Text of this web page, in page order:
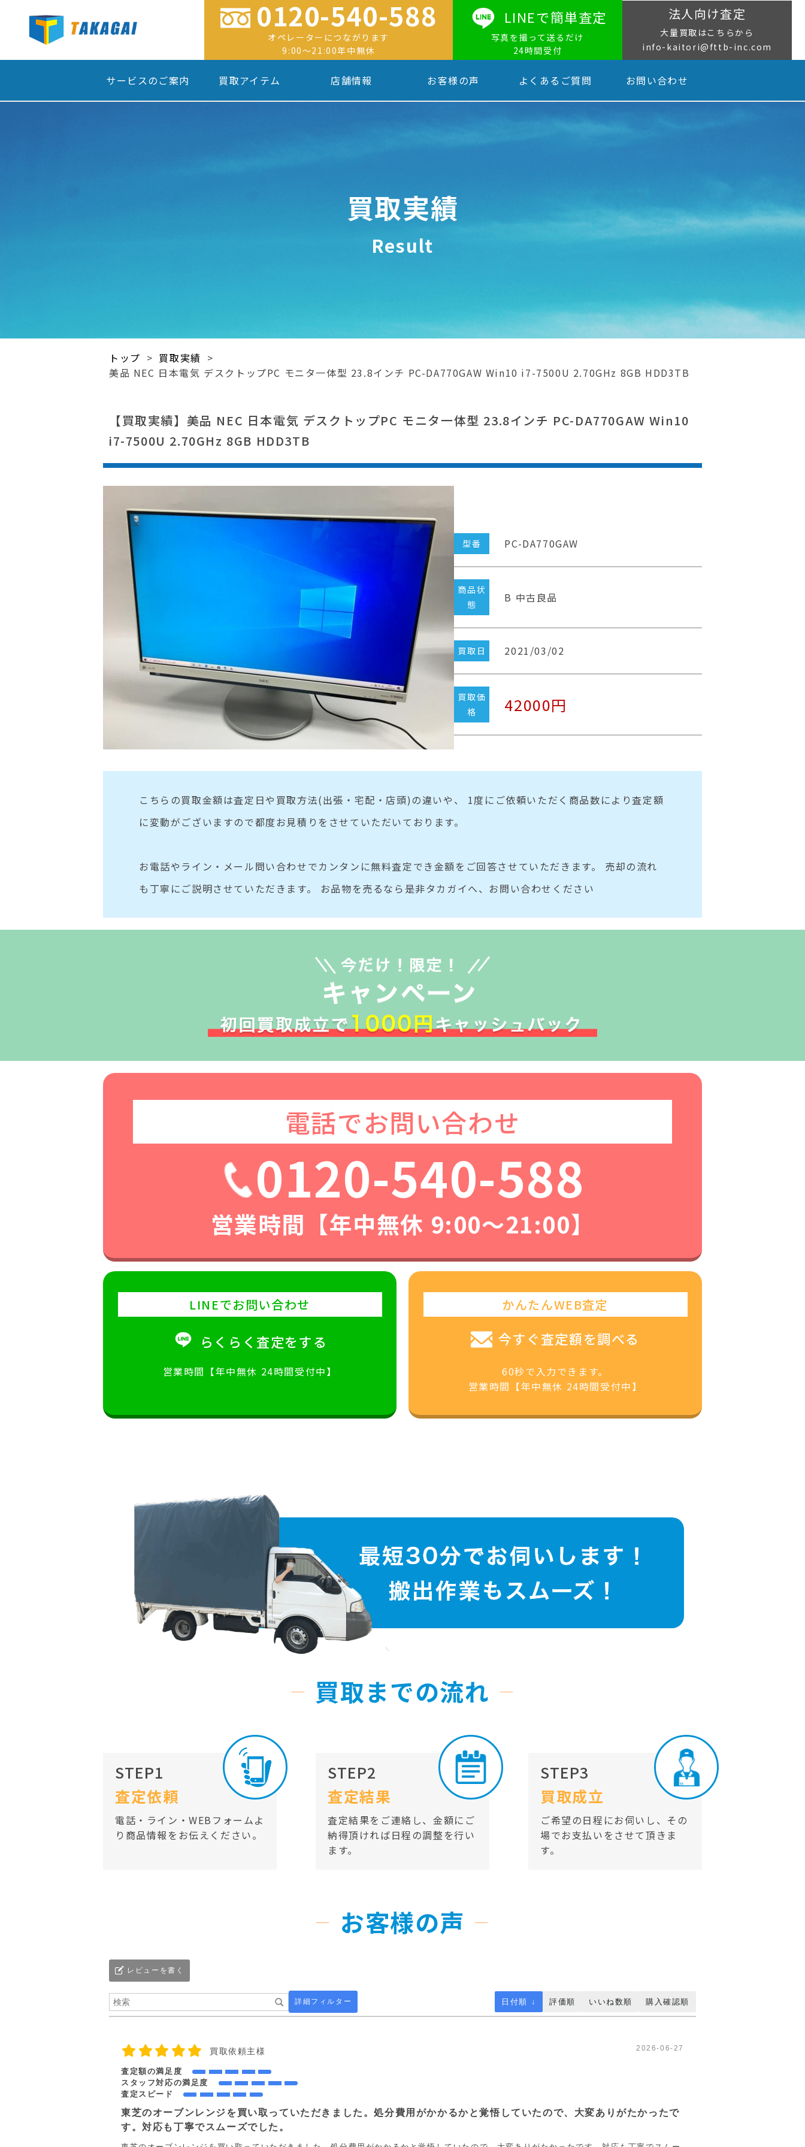
0120-540-588
オペレーターにつながります
9:00〜21:00年中無休
LINEで簡単査定
写真を撮って送るだけ
24時間受付
法人向け査定
大量買取はこちらから
info-kaitori@fttb-inc.com
サービスのご案内 買取アイテム 店舗情報 お客様の声 よくあるご質問 お問い合わせ
買取実績
Result
トップ > 買取実績 >
美品 NEC 日本電気 デスクトップPC モニタ一体型 23.8インチ PC-DA770GAW Win10 i7-7500U 2.70GHz 8GB HDD3TB
【買取実績】美品 NEC 日本電気 デスクトップPC モニタ一体型 23.8インチ PC-DA770GAW Win10
i7-7500U 2.70GHz 8GB HDD3TB
型番 PC-DA770GAW
商品状
態
B 中古良品
買取日 2021/03/02
買取価
格
42000円
こちらの買取金額は査定日や買取方法(出張・宅配・店頭)の違いや、 1度にご依頼いただく商品数により査定額
に変動がございますので都度お見積りをさせていただいております。
お電話やライン・メール問い合わせでカンタンに無料査定でき金額をご回答させていただきます。 売却の流れ
も丁寧にご説明させていただきます。 お品物を売るなら是非タカガイへ、お問い合わせください
電話でお問い合わせ
0120-540-588
営業時間【年中無休 9:00〜21:00】
LINEでお問い合わせ
らくらく査定をする
営業時間【年中無休 24時間受付中】
かんたんWEB査定
今すぐ査定額を調べる
60秒で入力できます。
営業時間【年中無休 24時間受付中】
買取までの流れ
STEP1
査定依頼
電話・ライン・WEBフォームよ
り商品情報をお伝えください。
STEP2
査定結果
査定結果をご連絡し、金額にご
納得頂ければ日程の調整を行い
ます。
STEP3
買取成立
ご希望の日程にお伺いし、その
場でお支払いをさせて頂きま
す。
お客様の声
レビューを書く
詳細フィルター 日付順 ↓ 評価順 いいね数順 購入確認順
買取依頼主様 2026-06-27
査定額の満足度
スタッフ対応の満足度
査定スピード
東芝のオーブンレンジを買い取っていただきました。処分費用がかかるかと覚悟していたので、大変ありがたかったで
す。対応も丁寧でスムーズでした。